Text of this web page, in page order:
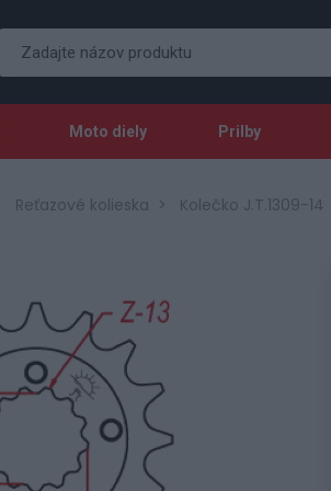
Moto diely Prilby
Reťazové kolieska Kolečko J.T.1309-14